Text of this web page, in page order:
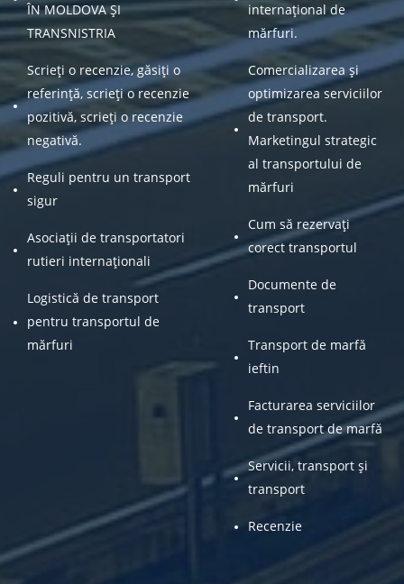
ÎN MOLDOVA ȘI
TRANSNISTRIA
Scrieți o recenzie, găsiți o
referință, scrieți o recenzie
pozitivă, scrieți o recenzie
negativă.
Reguli pentru un transport
sigur
Asociații de transportatori
rutieri internaționali
Logistică de transport
pentru transportul de
mărfuri
internațional de
mărfuri.
Comercializarea și
optimizarea serviciilor
de transport.
Marketingul strategic
al transportului de
mărfuri
Cum să rezervați
corect transportul
Documente de
transport
Transport de marfă
ieftin
Facturarea serviciilor
de transport de marfă
Servicii, transport și
transport
Recenzie